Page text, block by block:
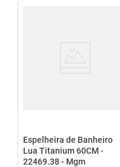
Espelheira de Banheiro
Lua Titanium 60CM -
22469.38 - Mgm